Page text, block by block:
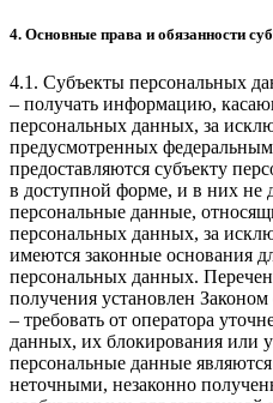
4. Основные права и обязанности
4.1. Субъекты персональных
– получать информацию,
персональных данных, за
предусмотренных
предоставляются субъекту
в доступной форме, и в них не
персональные данные,
персональных данных, за
имеются законные основания
персональных данных.
получения установлен
– требовать от оператора
данных, их блокирования или
персональные данные
неточными, незаконно